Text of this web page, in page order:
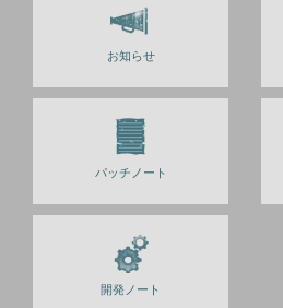
お知らせ
パッチノート
開発ノート